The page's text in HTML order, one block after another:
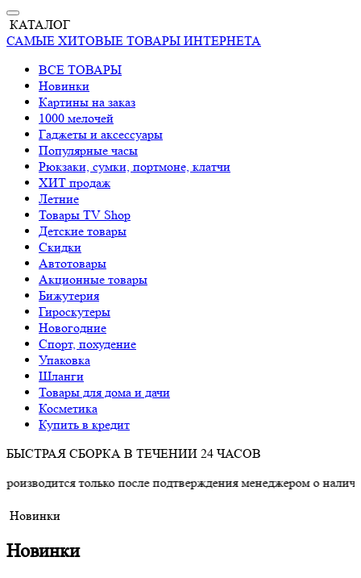
КАТАЛОГ
САМЫЕ ХИТОВЫЕ ТОВАРЫ ИНТЕРНЕТА
ВСЕ ТОВАРЫ
Новинки
Картины на заказ
1000 мелочей
Гаджеты и аксессуары
Популярные часы
Рюкзаки, сумки, портмоне, клатчи
ХИТ продаж
Летние
Товары TV Shop
Детские товары
Cкидки
Автотовары
Акционные товары
Бижутерия
Гироскутеры
Новогодние
Спорт, похудение
Упаковка
Шланги
Товары для дома и дачи
Косметика
Купить в кредит
БЫСТРАЯ СБОРКА В ТЕЧЕНИИ 24 ЧАСОВ
только после подтверждения менеджером о наличии товара.
Новинки
Новинки